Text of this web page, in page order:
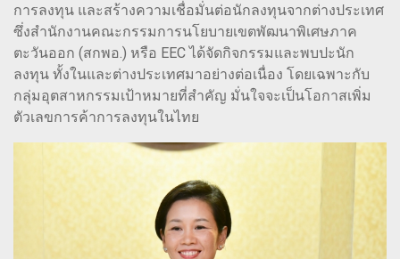
การลงทุน และสร้างความเชื่อมั่นต่อนักลงทุนจากต่างประเทศ
ซึ่งสำนักงานคณะกรรมการนโยบายเขตพัฒนาพิเศษภาค
ตะวันออก (สกพอ.) หรือ EEC ได้จัดกิจกรรมและพบปะนัก
ลงทุน ทั้งในและต่างประเทศมาอย่างต่อเนื่อง โดยเฉพาะกับ
กลุ่มอุตสาหกรรมเป้าหมายที่สำคัญ มั่นใจจะเป็นโอกาสเพิ่ม
ตัวเลขการค้าการลงทุนในไทย